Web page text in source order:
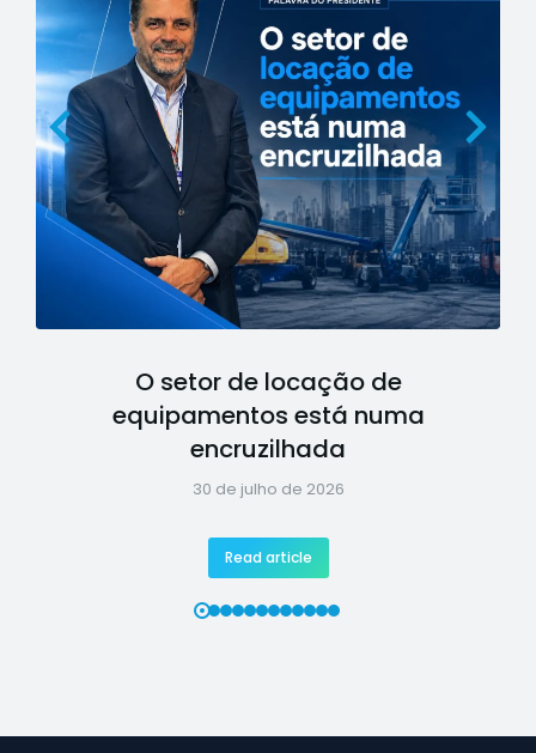
O setor de locação de
equipamentos está numa
encruzilhada
30 de julho de 2026
Read article